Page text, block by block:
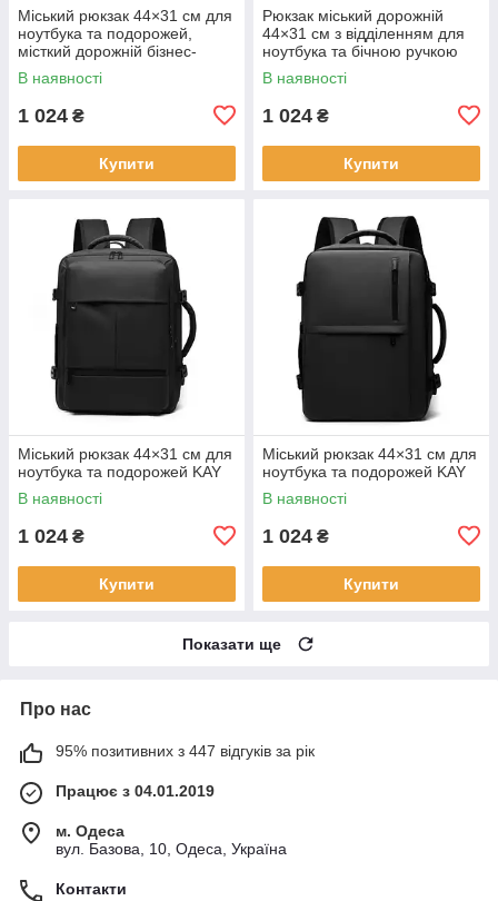
Міський рюкзак 44×31 см для
ноутбука та подорожей,
місткий дорожній бізнес-
рюкзак KAY
В наявності
1 024 ₴
Купити
Рюкзак міський дорожній
44×31 см з відділенням для
ноутбука та бічною ручкою
KAY
В наявності
1 024 ₴
Купити
Міський рюкзак 44×31 см для
ноутбука та подорожей KAY
В наявності
1 024 ₴
Купити
Міський рюкзак 44×31 см для
ноутбука та подорожей KAY
В наявності
1 024 ₴
Купити
Показати ще
Про нас
95% позитивних з 447 відгуків за рік
Працює з 04.01.2019
м. Одеса
вул. Базова, 10, Одеса, Україна
Контакти